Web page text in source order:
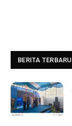
BERITA TERBARU